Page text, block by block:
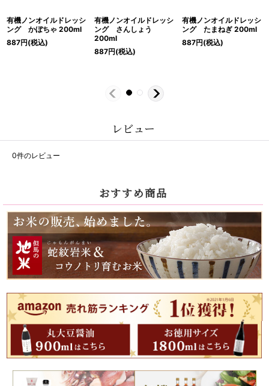
有機ノンオイルドレッシ
ング かぼちゃ 200ml
887円(税込)
有機ノンオイルドレッシ
ング さんしょう
200ml
887円(税込)
有機ノンオイルドレッシ
ング たまねぎ 200ml
887円(税込)
レビュー
0件のレビュー
おすすめ商品